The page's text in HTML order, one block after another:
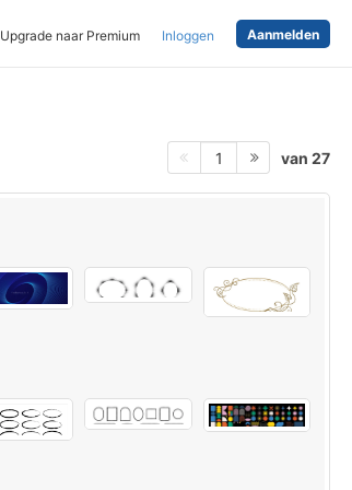
Upgrade naar Premium Inloggen Aanmelden
1 van 27